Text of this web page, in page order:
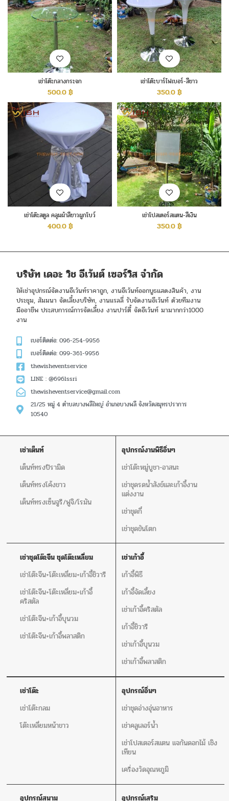
เช่าโต๊ะกลางกระจก
500.0฿
เช่าโต๊ะบาร์ไฟเบอร์-สีขาว
350.0฿
เช่าโต๊ะสตูล คลุมผ้าสีขาวผูกโบว์
400.0฿
เช่าโปสเตอร์สแตน-สีเงิน
350.0฿
บริษัท เดอะ วิช อีเว้นต์ เซอร์วิส จำกัด
ให้เช่าอุปกรณ์จัดงานอีเว้นท์ราคาถูก, งานอีเว้นท์ออกบูธแสดงสินค้า, งาน
ประชุม, สัมมนา จัดเลี้ยงบริษัท, งานแรลลี่ รับจัดงานอีเว้นท์ ด้วยทีมงาน
มืออาชีพ ประสบการณ์การจัดเลี้ยง งานปาร์ตี้ จัดอีเว้นท์ มามากกว่า1000
งาน
เบอร์ติดต่อ: 096-254-9956
เบอร์ติดต่อ: 099-361-9956
thewisheventservice
LINE : @696lssri
thewisheventservice@gmail.com
21/25 หมู่ 4 ตำบลบางพลีใหญ่ อำเภอบางพลี จังหวัดสมุทรปราการ
10540
เช่าเต็นท์
เต็นท์ทรงปิรามิด
เต็นท์ทรงโค้งขาว
เต็นท์ทรงเซ็นจูรี/ฟูจิ/โรมัน
อุปกรณ์งานพิธีอิ่นๆ
เช่าโต๊ะหมู่บูชา-อาสนะ
เช่าชุดรดน้ำสังข์และเก้าอี้งาน
แต่งงาน
เช่าชุดกี๋
เช่าชุดขันโตก
เช่าชุดโต๊ะจีน ชุดโต๊ะเหลี่ยม
เช่าโต๊ะจีน+โต๊ะเหลี่ยม+เก้าอี้ชิวารี
เช่าโต๊ะจีน+โต๊ะเหลี่ยม+เก้าอี้
คริสตัล
เช่าโต๊ะจีน+เก้าอี้บุนวม
เช่าโต๊ะจีน+เก้าอี้พลาสติก
เช่าเก้าอี้
เก้าอี้พิธี
เก้าอี้จัดเลี้ยง
เช่าเก้าอี้คริสตัล
เก้าอี้ชิวารี
เช่าเก้าอี้บุนวม
เช่าเก้าอี้พลาสติก
เช่าโต๊ะ
เช่าโต๊ะกลม
โต๊ะเหลี่ยมหน้าขาว
อุปกรณ์อิ่นๆ
เช่าชุดอ่างอุ่นอาหาร
เช่าคลูเลอร์น้ำ
เช่าโปสเตอร์สแตน แจกันดอกไม้ เชิง
เทียน
เครื่องวัดอุณหภูมิ
อุปกรณ์สนาม อุปกรณ์เสริม